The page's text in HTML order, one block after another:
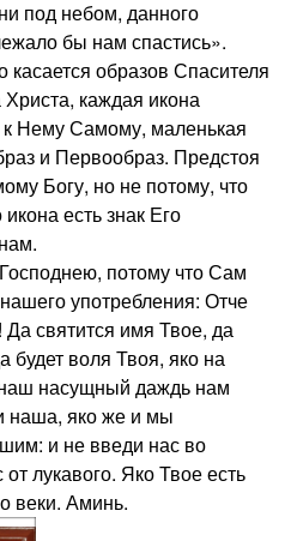
под небом, данного
бы нам спастись».
образов Спасителя
каждая икона
к Нему Самому, маленькая
и Первообраз. Предстоя
Богу, но не потому, что
есть знак Его
потому что Сам
употребления: Отче
святится имя Твое, да
будет воля Твоя, яко на
насущный даждь нам
наша, яко же и мы
и не введи нас во
лукавого. Яко Твое есть
веки. Аминь.